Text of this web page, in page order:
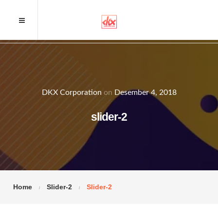
DKX Corporation on Desember 4, 2018
slider-2
Home Slider-2 Slider-2